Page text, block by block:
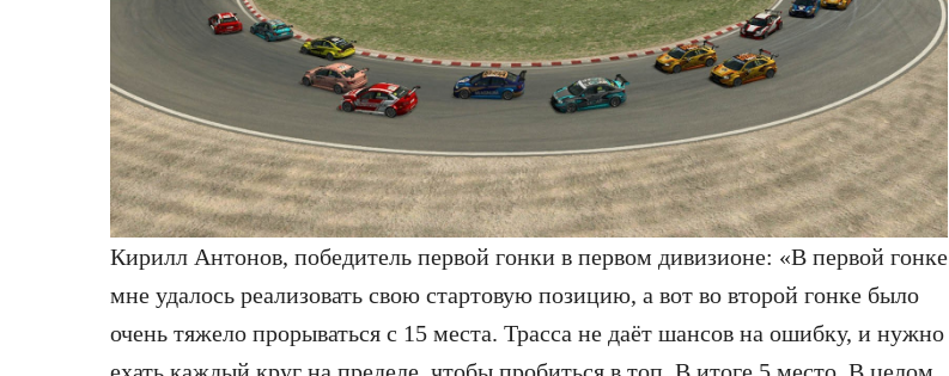
Кирилл Антонов, победитель первой гонки в первом дивизионе: «В первой гонке
мне удалось реализовать свою стартовую позицию, а вот во второй гонке было
очень тяжело прорываться с 15 места. Трасса не даёт шансов на ошибку, и нужно